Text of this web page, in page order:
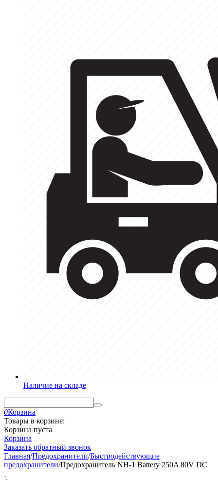
Наличие на складе
0Корзина
Товары в корзине:
Корзина пуста
Корзина
Заказать обратный звонок
Главная/Предохранители/Быстродействующие
предохранители/Предохранитель NH-1 Battery 250A 80V DC